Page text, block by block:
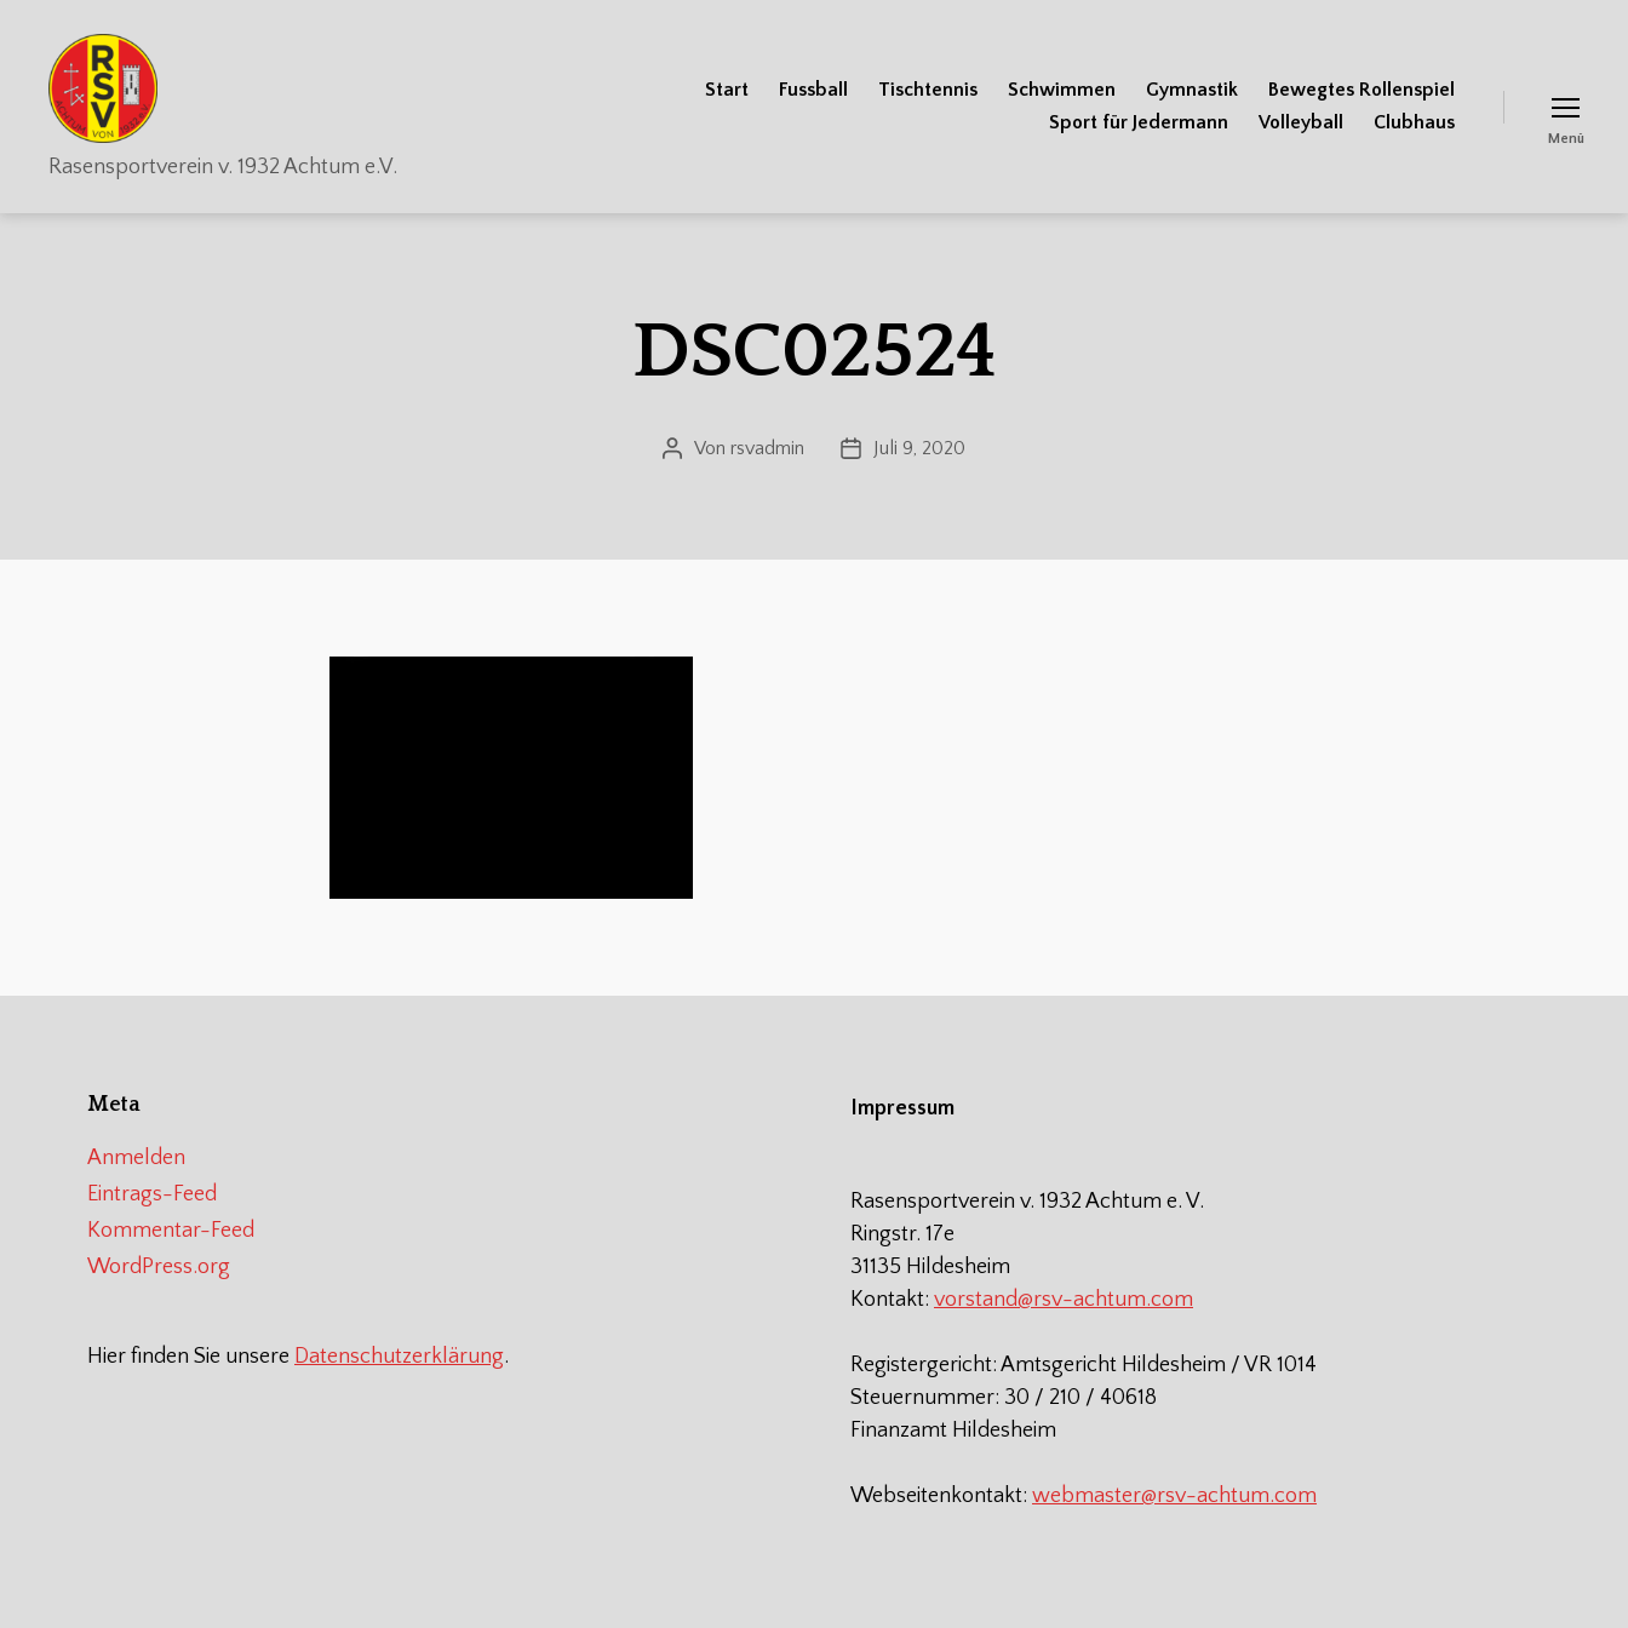
RSV
Achtum
Rasensportverein v. 1932 Achtum e.V.
Start Fussball Tischtennis Schwimmen Gymnastik
Bewegtes Rollenspiel
Sport für Jedermann
Volleyball Clubhaus
Menü
DSC02524
Beitragsautor
Von rsvadmin Veröffentlichungsdatum
Juli 9, 2020
Meta
Anmelden
Eintrags-Feed
Kommentar-Feed
WordPress.org
Hier finden Sie unsere Datenschutzerklärung.
Impressum
Rasensportverein v. 1932 Achtum e. V.
Ringstr. 17e
31135 Hildesheim
Kontakt: vorstand@rsv-achtum.com
Registergericht: Amtsgericht Hildesheim / VR 1014
Steuernummer: 30 / 210 / 40618
Finanzamt Hildesheim
Webseitenkontakt: webmaster@rsv-achtum.com